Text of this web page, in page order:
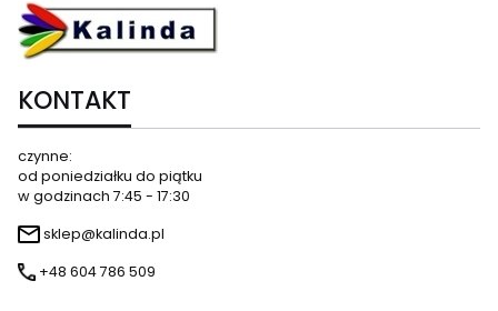
KONTAKT
czynne:
od poniedziałku do piątku
w godzinach 7:45 - 17:30
sklep@kalinda.pl
+48 604 786 509